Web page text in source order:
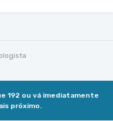
192 ou vá imediatamente
próximo.